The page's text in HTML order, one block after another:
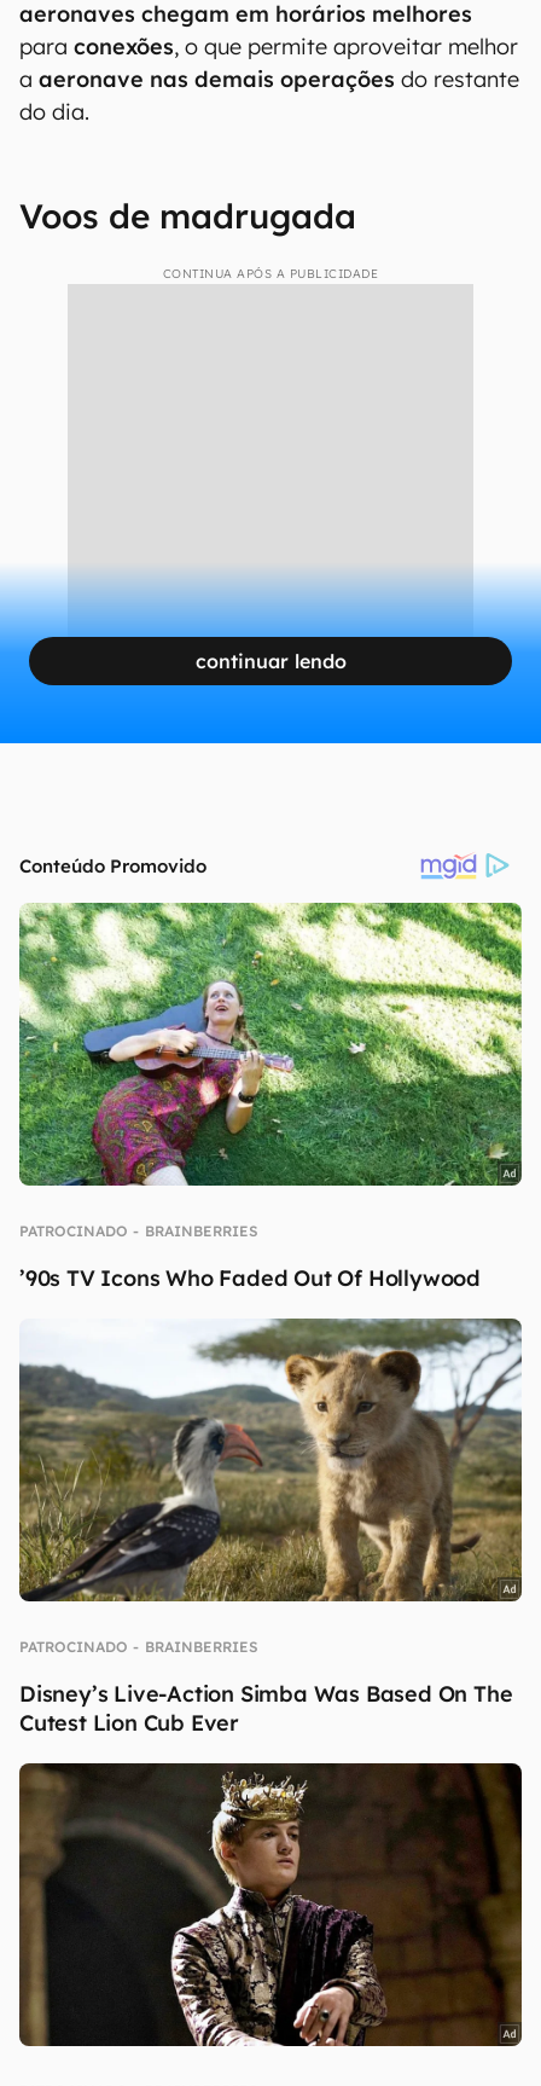
aeronaves chegam em horários melhores
para conexões, o que permite aproveitar melhor
a aeronave nas demais operações do restante
do dia.
Voos de madrugada
CONTINUA APÓS A PUBLICIDADE
continuar lendo